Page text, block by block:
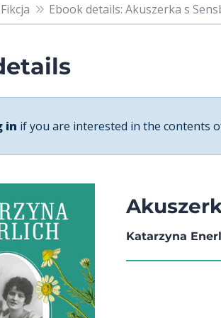
Fikcja Ebook details: Akuszerka s
in if you are interested in the contents
Katarzyna